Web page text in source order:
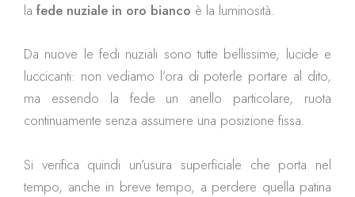
la fede nuziale in oro bianco è la luminosità.
Da nuove le fedi nuziali sono tutte bellissime, lucide e
luccicanti: non vediamo l’ora di poterle portare al dito,
ma essendo la fede un anello particolare, ruota
continuamente senza assumere una posizione fissa.
Si verifica quindi un’usura superficiale che porta nel
tempo, anche in breve tempo, a perdere quella patina